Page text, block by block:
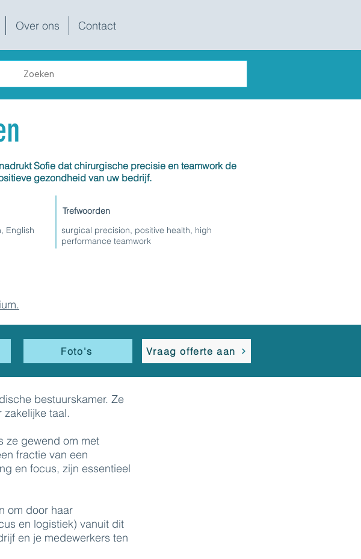
Over ons Contact
Sofie dat chirurgische precisie en teamwork de
gezondheid van uw bedrijf.
Trefwoorden
English
surgical precision, positive health, high
performance teamwork
Foto's Vraag offerte aan
bestuurskamer. Ze
taal.
ze gewend om met
fractie van een
en focus, zijn essentieel
om door haar
en logistiek) vanuit dit
en je medewerkers ten